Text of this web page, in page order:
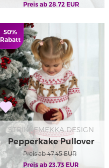
Preis ab 28.72EUR
50%
Rabatt
STRIKKEMEKKA DESIGN
Pepperkake Pullover
Preis ab 47.45EUR
Preis ab 23.73 EUR